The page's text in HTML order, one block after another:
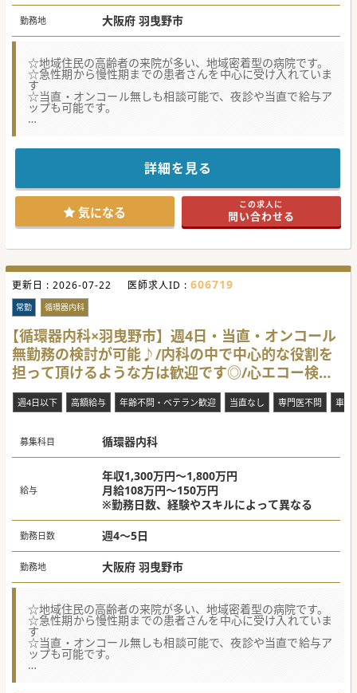
勤務地 大阪府 羽曳野市
☆地域住民の高齢者の来院が多い、地域密着型の病院です。
☆急性期から慢性期までの患者さんを中心に受け入れていま
す
☆当直・オンコール無しも相談可能で、夜診や当直で給与ア
ップも可能です。
老健や小規模多機能ホームを有し、地域包括ケアシステム
を構築している病院です。
車通勤も可能ですが、最寄り駅からも徒歩5分程度とアク
セスの非常に良い病院です。
#秋入職可
詳細を見る
気になる この求人に
問い合わせる
更新日 : 2026-07-22 医師求人ID : 606719
常勤 循環器内科
【循環器内科×羽曳野市】週4日・当直・オンコール
無勤務の検討が可能♪/内科の中で中心的な役割を
担って頂けるような方は歓迎です◎/心エコー検査
も実施しております
週4日以下 高額給与 年齢不問・ベテラン歓迎 当直なし 専門医不問 車通
募集科目 循環器内科
給与
年収1,300万円～1,800万円
月給108万円～150万円
※勤務日数、経験やスキルによって異なる
勤務日数 週4～5日
勤務地 大阪府 羽曳野市
☆地域住民の高齢者の来院が多い、地域密着型の病院です。
☆急性期から慢性期までの患者さんを中心に受け入れていま
す
☆当直・オンコール無しも相談可能で、夜診や当直で給与ア
ップも可能です。